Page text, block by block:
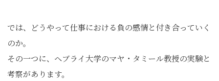
では、どうやって仕事における負の感情と付き合っていく
のか。
その一つに、ヘブライ大学のマヤ・タミール教授の実験と
考察があります。